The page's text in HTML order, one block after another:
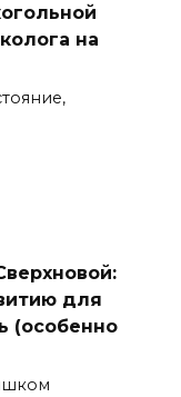
на
для
(особенно